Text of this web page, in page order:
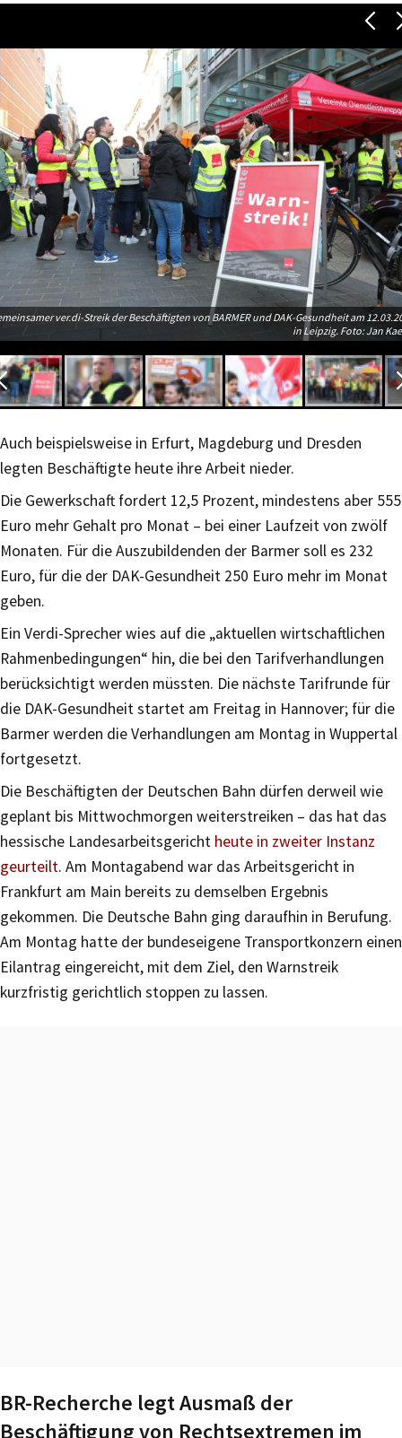
ver.di-Streik der Beschäftigten von BARMER und DAK-Gesundheit am
in Leipzig. Foto: Jan
Auch beispielsweise in Erfurt, Magdeburg und Dresden
legten Beschäftigte heute ihre Arbeit nieder.
Die Gewerkschaft fordert 12,5 Prozent, mindestens aber 555
Euro mehr Gehalt pro Monat – bei einer Laufzeit von zwölf
Monaten. Für die Auszubildenden der Barmer soll es 232
Euro, für die der DAK-Gesundheit 250 Euro mehr im Monat
geben.
Ein Verdi-Sprecher wies auf die „aktuellen wirtschaftlichen
Rahmenbedingungen“ hin, die bei den Tarifverhandlungen
berücksichtigt werden müssten. Die nächste Tarifrunde für
die DAK-Gesundheit startet am Freitag in Hannover; für die
Barmer werden die Verhandlungen am Montag in Wuppertal
fortgesetzt.
Die Beschäftigten der Deutschen Bahn dürfen derweil wie
geplant bis Mittwochmorgen weiterstreiken – das hat das
hessische Landesarbeitsgericht heute in zweiter Instanz
geurteilt. Am Montagabend war das Arbeitsgericht in
Frankfurt am Main bereits zu demselben Ergebnis
gekommen. Die Deutsche Bahn ging daraufhin in Berufung.
Am Montag hatte der bundeseigene Transportkonzern einen
Eilantrag eingereicht, mit dem Ziel, den Warnstreik
kurzfristig gerichtlich stoppen zu lassen.
BR-Recherche legt Ausmaß der
Beschäftigung von Rechtsextremen im